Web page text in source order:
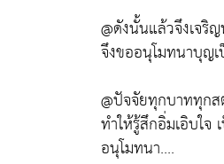
@ดังนั้นแล้วจึงเจริ
จึงขออนุโมทนาบุญ
@ปัจจัยทุกบาททุกส
ทำให้รู้สึกอิ่มเอิบใ
อนุโมทนา....